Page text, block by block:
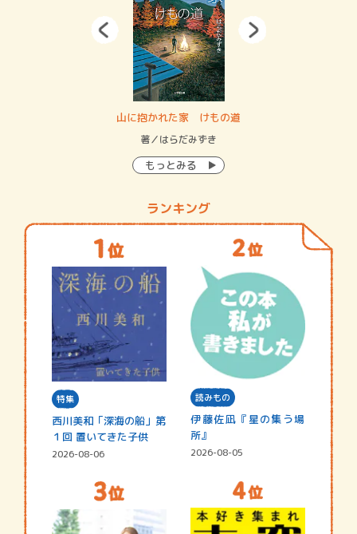
山に抱かれた家 けもの道
著／はらだみずき
もっとみる
ランキング
特集
西川美和「深海の船」第
１回 置いてきた子供
2026-08-06
読みもの
伊藤佐凪『星の集う場
所』
2026-08-05